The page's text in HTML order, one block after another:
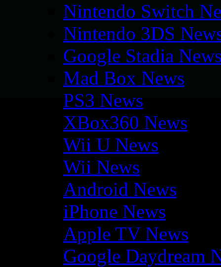
Nintendo Switch
Nintendo 3DS
Google Stadia
Mad Box News
PS3 News
XBox360 News
Wii U News
Wii News
Android News
iPhone News
Apple TV News
Google Daydream